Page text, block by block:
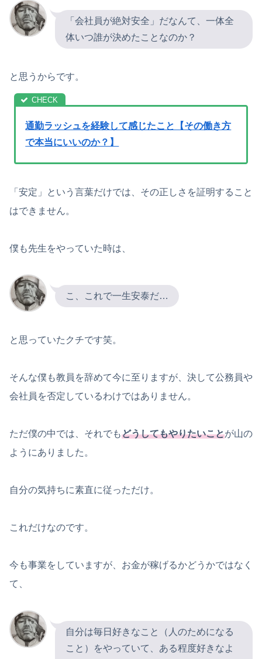
「会社員が絶対安全」だなんて、一体全
体いつ誰が決めたことなのか？
と思うからです。
通勤ラッシュを経験して感じたこと【その働き方
で本当にいいのか？】
「安定」という言葉だけでは、その正しさを証明すること
はできません。
僕も先生をやっていた時は、
こ、これで一生安泰だ…
と思っていたクチです笑。
そんな僕も教員を辞めて今に至りますが、決して公務員や
会社員を否定しているわけではありません。
ただ僕の中では、それでもどうしてもやりたいことが山の
ようにありました。
自分の気持ちに素直に従っただけ。
これだけなのです。
今も事業をしていますが、お金が稼げるかどうかではなく
て、
自分は毎日好きなこと（人のためになる
こと）をやっていて、ある程度好きなよ